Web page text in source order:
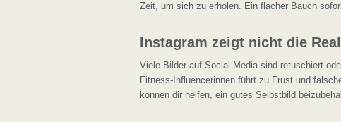
Zeit, um sich zu erholen. Ein flacher Bauch
Instagram zeigt nicht die
Viele Bilder auf Social Media sind retuschiert
Fitness-Influencerinnen führt zu Frust und
können dir helfen, ein gutes Selbstbild